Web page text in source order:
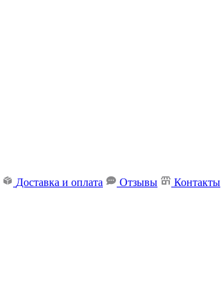
Доставка и оплата Отзывы Контакты